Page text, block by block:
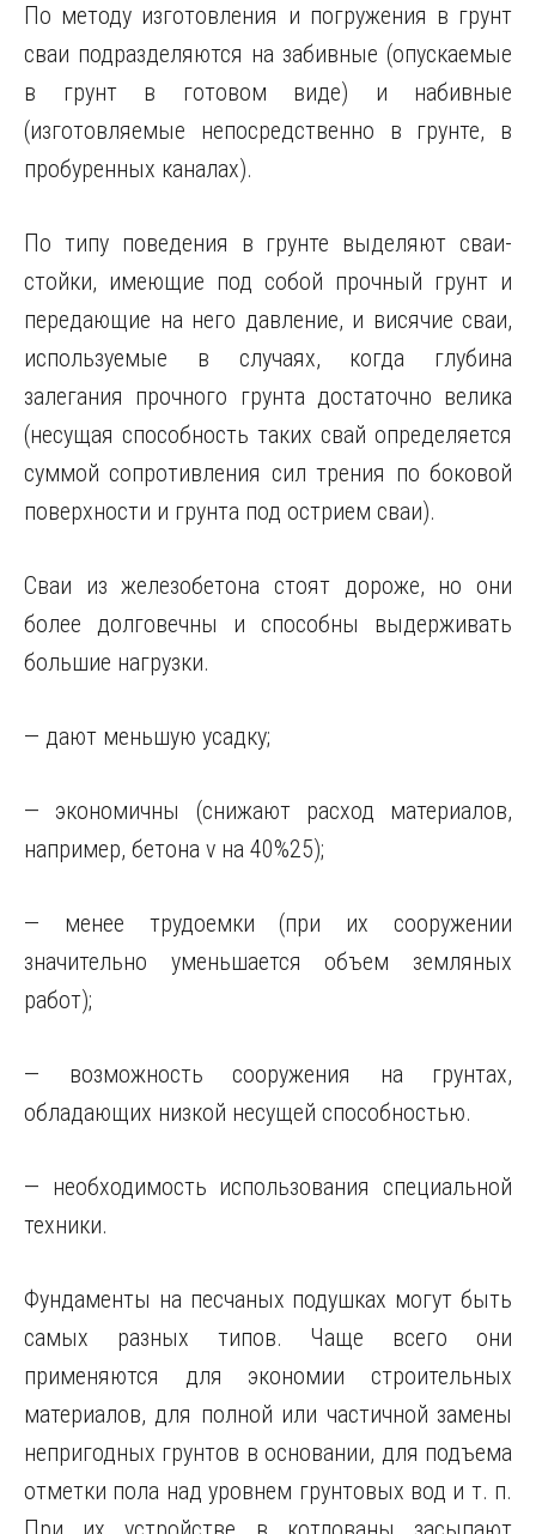
По методу изготовления и погружения в грунт
сваи подразделяются на забивные (опускаемые
в грунт в готовом виде) и набивные
(изготовляемые непосредственно в грунте, в
пробуренных каналах).
По типу поведения в грунте выделяют сваи-
стойки, имеющие под собой прочный грунт и
передающие на него давление, и висячие сваи,
используемые в случаях, когда глубина
залегания прочного грунта достаточно велика
(несущая способность таких свай определяется
суммой сопротивления сил трения по боковой
поверхности и грунта под острием сваи).
Сваи из железобетона стоят дороже, но они
более долговечны и способны выдерживать
большие нагрузки.
— дают меньшую усадку;
— экономичны (снижают расход материалов,
например, бетона v на 40%25);
— менее трудоемки (при их сооружении
значительно уменьшается объем земляных
работ);
— возможность сооружения на грунтах,
обладающих низкой несущей способностью.
— необходимость использования специальной
техники.
Фундаменты на песчаных подушках могут быть
самых разных типов. Чаще всего они
применяются для экономии строительных
материалов, для полной или частичной замены
непригодных грунтов в основании, для подъема
отметки пола над уровнем грунтовых вод и т. п.